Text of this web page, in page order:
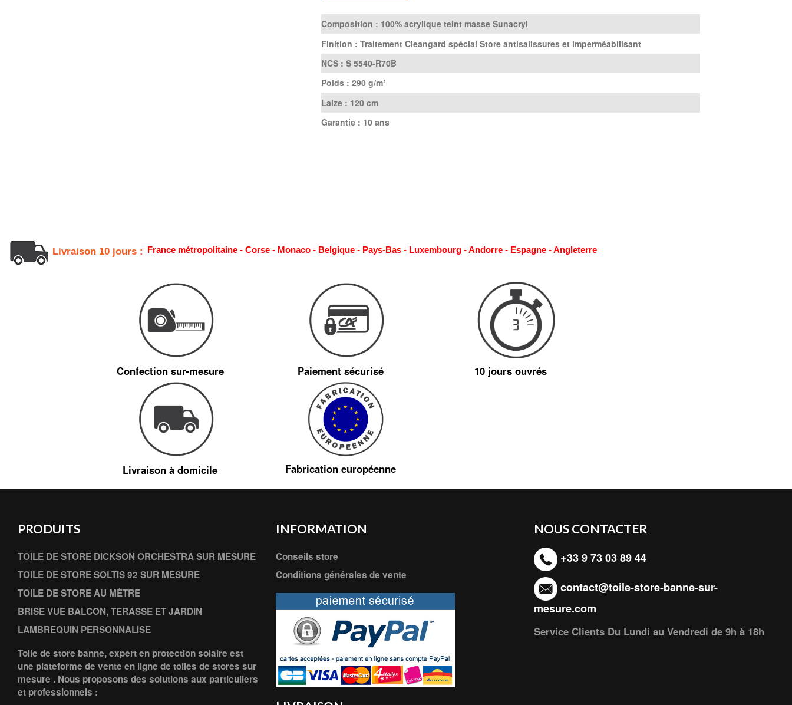
Composition : 100% acrylique teint masse Sunacryl
Finition : Traitement Cleangard spécial Store antisalissures et imperméabilisant
NCS : S 5540-R70B
Poids : 290 g/m²
Laize : 120 cm
Garantie : 10 ans
Livraison 10 jours : France métropolitaine - Corse - Monaco - Belgique - Pays-Bas - Luxembourg - Andorre - Espagne - Angleterre
Confection sur-mesure Paiement sécurisé 10 jours ouvrés
Livraison à domicile Fabrication européenne
PRODUITS
TOILE DE STORE DICKSON ORCHESTRA SUR MESURE
TOILE DE STORE SOLTIS 92 SUR MESURE
TOILE DE STORE AU MÈTRE
BRISE VUE BALCON, TERASSE ET JARDIN
LAMBREQUIN PERSONNALISE
Toile de store banne, expert en protection solaire est
une plateforme de vente en ligne de toiles de stores sur
mesure . Nous proposons des solutions aux particuliers
et professionnels :
INFORMATION
Conseils store
Conditions générales de vente
NOUS CONTACTER
+33 9 73 03 89 44
contact@toile-store-banne-sur-
mesure.com
Service Clients Du Lundi au Vendredi de 9h à 18h